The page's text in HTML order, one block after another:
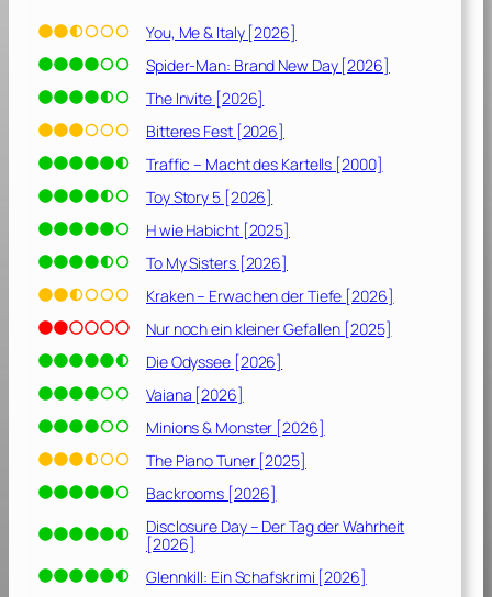
You, Me & Italy [2026]
Spider-Man: Brand New Day [2026]
The Invite [2026]
Bitteres Fest [2026]
Traffic – Macht des Kartells [2000]
Toy Story 5 [2026]
H wie Habicht [2025]
To My Sisters [2026]
Kraken – Erwachen der Tiefe [2026]
Nur noch ein kleiner Gefallen [2025]
Die Odyssee [2026]
Vaiana [2026]
Minions & Monster [2026]
The Piano Tuner [2025]
Backrooms [2026]
Disclosure Day – Der Tag der Wahrheit
[2026]
Glennkill: Ein Schafskrimi [2026]